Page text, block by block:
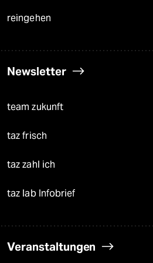
reingehen
Newsletter
team zukunft
taz frisch
taz zahl ich
taz lab Infobrief
Veranstaltungen